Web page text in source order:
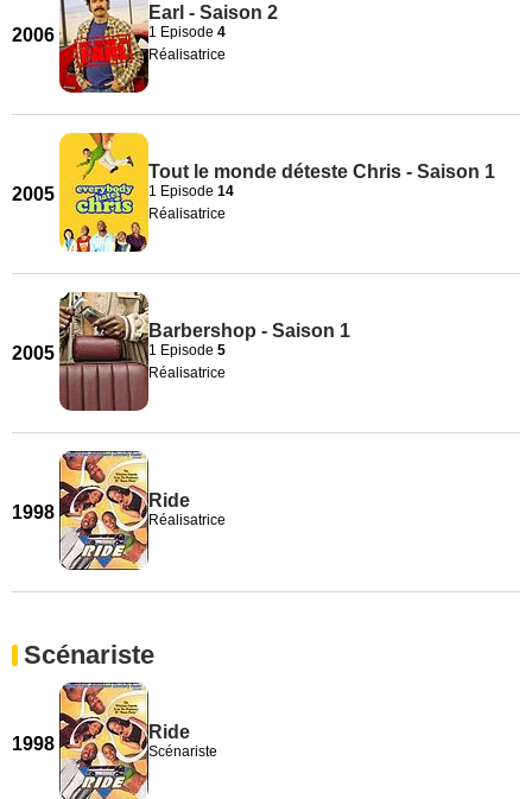
2006
Earl - Saison 2
1 Episode 4
Réalisatrice
2005
Tout le monde déteste Chris - Saison 1
1 Episode 14
Réalisatrice
2005
Barbershop - Saison 1
1 Episode 5
Réalisatrice
1998
Ride
Réalisatrice
Scénariste
1998
Ride
Scénariste